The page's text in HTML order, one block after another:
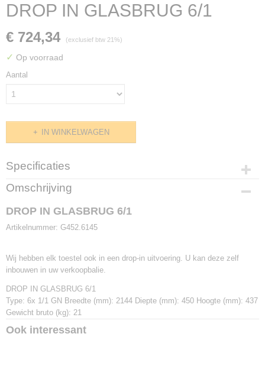
DROP IN GLASBRUG 6/1
€ 724,34 (exclusief btw 21%)
✓ Op voorraad
Aantal
IN WINKELWAGEN
Specificaties
Productcode
Omschrijving
DROP IN GLASBRUG 6/1
Artikelnummer: G452.6145
Wij hebben elk toestel ook in een drop-in uitvoering. U kan deze zelf
inbouwen in uw verkoopbalie.
DROP IN GLASBRUG 6/1
Type: 6x 1/1 GN Breedte (mm): 2144 Diepte (mm): 450 Hoogte (mm): 437
Gewicht bruto (kg): 21
Ook interessant